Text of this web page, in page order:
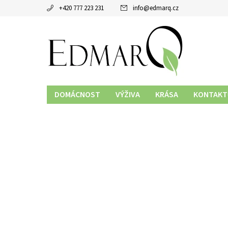
+420 777 223 231 info@edmarq.cz
DOMÁCNOST VÝŽIVA KRÁSA